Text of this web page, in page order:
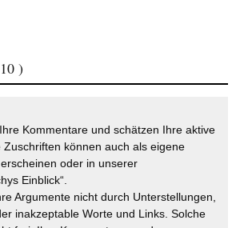
)
Kommentare und schätzen Ihre aktive
Zuschriften können auch als eigene
oder in unserer
Einblick“.
Argumente nicht durch Unterstellungen,
inakzeptable Worte und Links. Solche